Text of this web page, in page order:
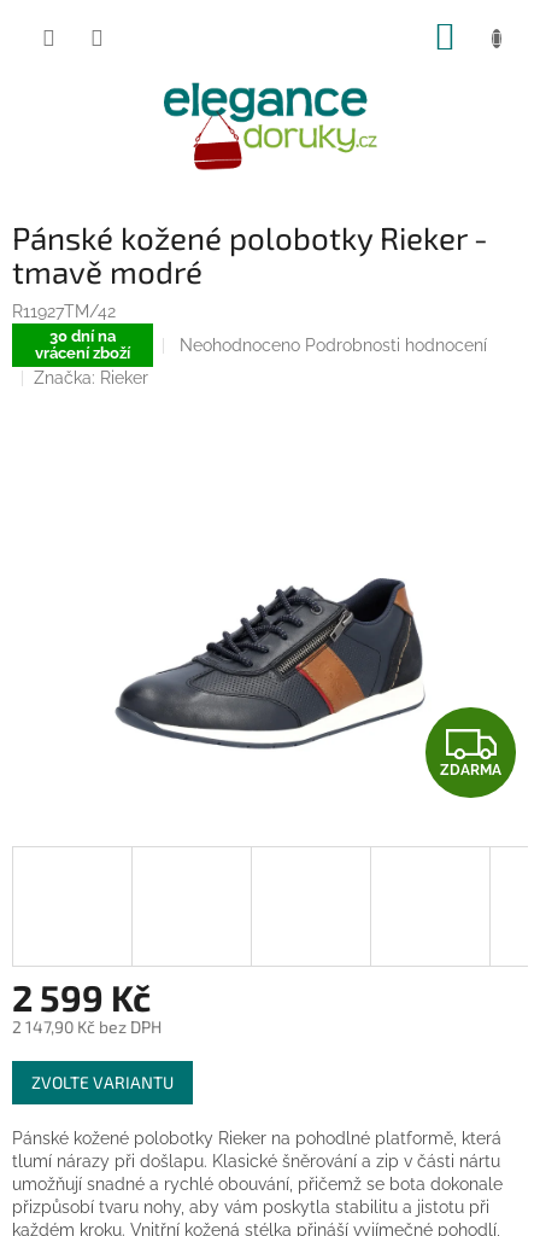
Pánské kožené polobotky Rieker -
tmavě modré
R11927TM/42
30 dní na
vrácení zboží
Průměrné
Neohodnoceno Podrobnosti hodnocení
Značka: Rieker
Z
D
A
ZDARMA
2 599 Kč
2 147,90 Kč bez DPH
Měrná
cena:
ZVOLTE VARIANTU
Pánské kožené polobotky Rieker na pohodlné platformě, která
tlumí nárazy při došlapu. Klasické šněrování a zip v části nártu
umožňují snadné a rychlé obouvání, přičemž se bota dokonale
přizpůsobí tvaru nohy, aby vám poskytla stabilitu a jistotu při
každém kroku. Vnitřní kožená stélka přináší vyjímečné pohodlí,